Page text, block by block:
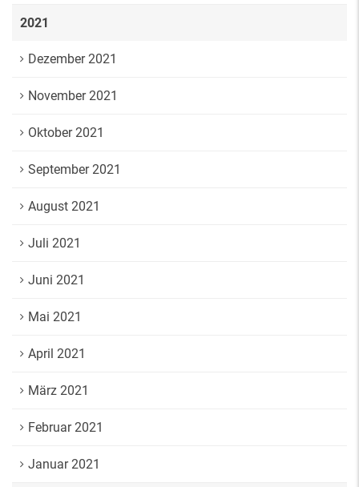
2021
Dezember 2021
November 2021
Oktober 2021
September 2021
August 2021
Juli 2021
Juni 2021
Mai 2021
April 2021
März 2021
Februar 2021
Januar 2021